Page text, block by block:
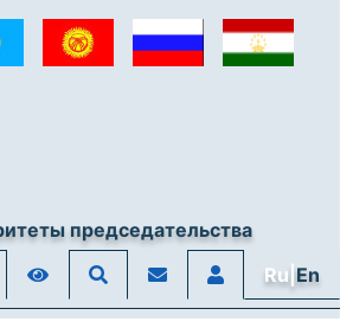
председательства
Ru|En